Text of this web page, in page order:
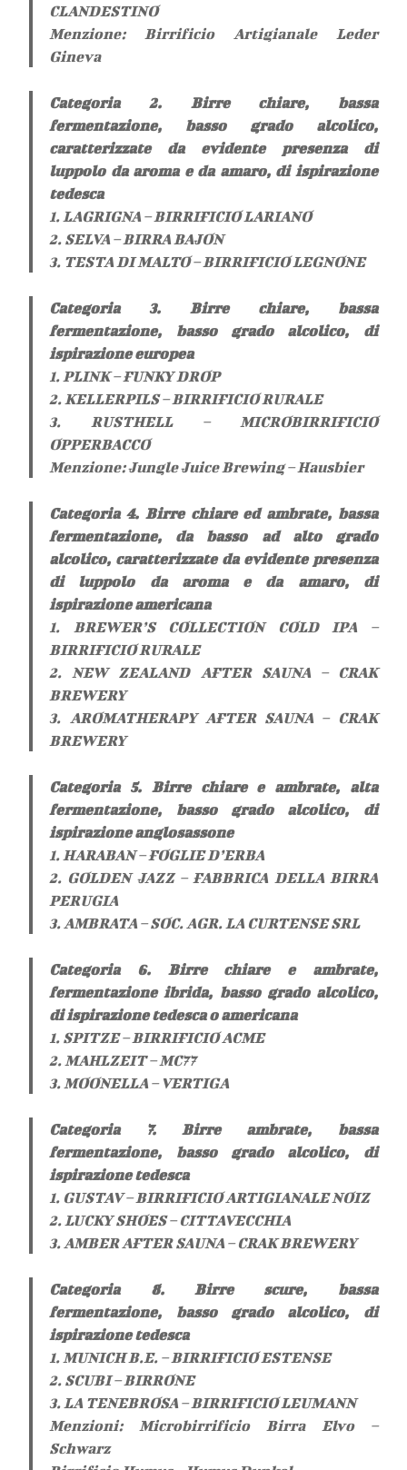
CLANDESTINO
Menzione: Birrificio Artigianale Leder
Gineva
Categoria 2. Birre chiare, bassa
fermentazione, basso grado alcolico,
caratterizzate da evidente presenza di
luppolo da aroma e da amaro, di ispirazione
tedesca
1. LAGRIGNA – BIRRIFICIO LARIANO
2. SELVA – BIRRA BAJON
3. TESTA DI MALTO – BIRRIFICIO LEGNONE
Categoria 3. Birre chiare, bassa
fermentazione, basso grado alcolico, di
ispirazione europea
1. PLINK – FUNKY DROP
2. KELLERPILS – BIRRIFICIO RURALE
3. RUSTHELL – MICROBIRRIFICIO
OPPERBACCO
Menzione: Jungle Juice Brewing – Hausbier
Categoria 4. Birre chiare ed ambrate, bassa
fermentazione, da basso ad alto grado
alcolico, caratterizzate da evidente presenza
di luppolo da aroma e da amaro, di
ispirazione americana
1. BREWER’S COLLECTION COLD IPA –
BIRRIFICIO RURALE
2. NEW ZEALAND AFTER SAUNA – CRAK
BREWERY
3. AROMATHERAPY AFTER SAUNA – CRAK
BREWERY
Categoria 5. Birre chiare e ambrate, alta
fermentazione, basso grado alcolico, di
ispirazione anglosassone
1. HARABAN – FOGLIE D’ERBA
2. GOLDEN JAZZ – FABBRICA DELLA BIRRA
PERUGIA
3. AMBRATA – SOC. AGR. LA CURTENSE SRL
Categoria 6. Birre chiare e ambrate,
fermentazione ibrida, basso grado alcolico,
di ispirazione tedesca o americana
1. SPITZE – BIRRIFICIO ACME
2. MAHLZEIT – MC77
3. MOONELLA – VERTIGA
Categoria 7. Birre ambrate, bassa
fermentazione, basso grado alcolico, di
ispirazione tedesca
1. GUSTAV – BIRRIFICIO ARTIGIANALE NOIZ
2. LUCKY SHOES – CITTAVECCHIA
3. AMBER AFTER SAUNA – CRAK BREWERY
Categoria 8. Birre scure, bassa
fermentazione, basso grado alcolico, di
ispirazione tedesca
1. MUNICH B.E. – BIRRIFICIO ESTENSE
2. SCUBI – BIRRONE
3. LA TENEBROSA – BIRRIFICIO LEUMANN
Menzioni: Microbirrificio Birra Elvo –
Schwarz